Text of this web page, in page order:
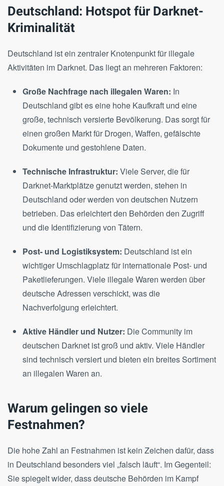
Deutschland: Hotspot für Darknet-
Kriminalität
Deutschland ist ein zentraler Knotenpunkt für illegale
Aktivitäten im Darknet. Das liegt an mehreren Faktoren:
Große Nachfrage nach illegalen Waren: In
Deutschland gibt es eine hohe Kaufkraft und eine
große, technisch versierte Bevölkerung. Das sorgt für
einen großen Markt für Drogen, Waffen, gefälschte
Dokumente und gestohlene Daten.
Technische Infrastruktur: Viele Server, die für
Darknet-Marktplätze genutzt werden, stehen in
Deutschland oder werden von deutschen Nutzern
betrieben. Das erleichtert den Behörden den Zugriff
und die Identifizierung von Tätern.
Post- und Logistiksystem: Deutschland ist ein
wichtiger Umschlagplatz für internationale Post- und
Paketlieferungen. Viele illegale Waren werden über
deutsche Adressen verschickt, was die
Nachverfolgung erleichtert.
Aktive Händler und Nutzer: Die Community im
deutschen Darknet ist groß und aktiv. Viele Händler
sind technisch versiert und bieten ein breites Sortiment
an illegalen Waren an.
Warum gelingen so viele
Festnahmen?
Die hohe Zahl an Festnahmen ist kein Zeichen dafür, dass
in Deutschland besonders viel „falsch läuft“. Im Gegenteil:
Sie spiegelt wider, dass deutsche Behörden im Kampf